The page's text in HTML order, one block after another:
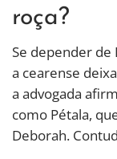
roça?
Se depender de
a cearense
a advogada
como Pétala,
Deborah.